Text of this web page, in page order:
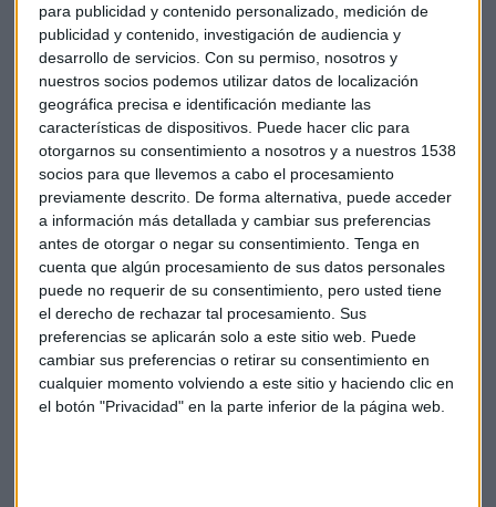
para publicidad y contenido personalizado, medición de
publicidad y contenido, investigación de audiencia y
desarrollo de servicios. Con su permiso, nosotros y
nuestros socios podemos utilizar datos de localización
geográfica precisa e identificación mediante las
características de dispositivos. Puede hacer clic para
otorgarnos su consentimiento a nosotros y a nuestros 1538
socios para que llevemos a cabo el procesamiento
previamente descrito. De forma alternativa, puede acceder
a información más detallada y cambiar sus preferencias
antes de otorgar o negar su consentimiento. Tenga en
cuenta que algún procesamiento de sus datos personales
puede no requerir de su consentimiento, pero usted tiene
el derecho de rechazar tal procesamiento. Sus
preferencias se aplicarán solo a este sitio web. Puede
cambiar sus preferencias o retirar su consentimiento en
cualquier momento volviendo a este sitio y haciendo clic en
el botón "Privacidad" en la parte inferior de la página web.
Los bancos centrales, "quebrados"
"La culpa de la situación de los bancos centrales la tienen
ellos mismos", argumenta el analista, que apunta a las altas
esferas: "no han sido los inspectores de a pie".
Las autoridades financieras, dice: "están en quiebra, con
pérdidas billonarias que nadie podría asumir". De hecho, en
Estados Unidos la inyección de liquidez ha superado la de la
crisis financiera de 2008.
"Los bancos centrales han entrado en pánico puro",
sentencia el analista independiente José Luis Cava.
@capitalradiob
%23bancoscentralesen pánico!